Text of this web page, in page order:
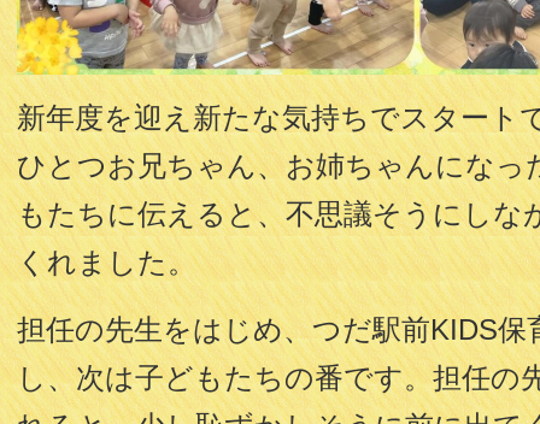
新年度を迎え新たな気持ちでスタート
ひとつお兄ちゃん、お姉ちゃんになっ
もたちに伝えると、不思議そうにしな
くれました。
担任の先生をはじめ、つだ駅前KIDS保
し、次は子どもたちの番です。担任の